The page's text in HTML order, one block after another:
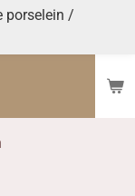
€70 gratis